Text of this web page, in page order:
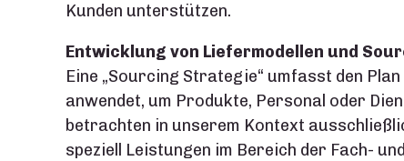
Kunden unterstützen.
Entwicklung von Liefermodellen und
Eine „Sourcing Strategie“ umfasst den
anwendet, um Produkte, Personal oder
betrachten in unserem Kontext
speziell Leistungen im Bereich der Fach-